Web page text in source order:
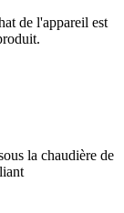
de l'appareil est
la chaudière de